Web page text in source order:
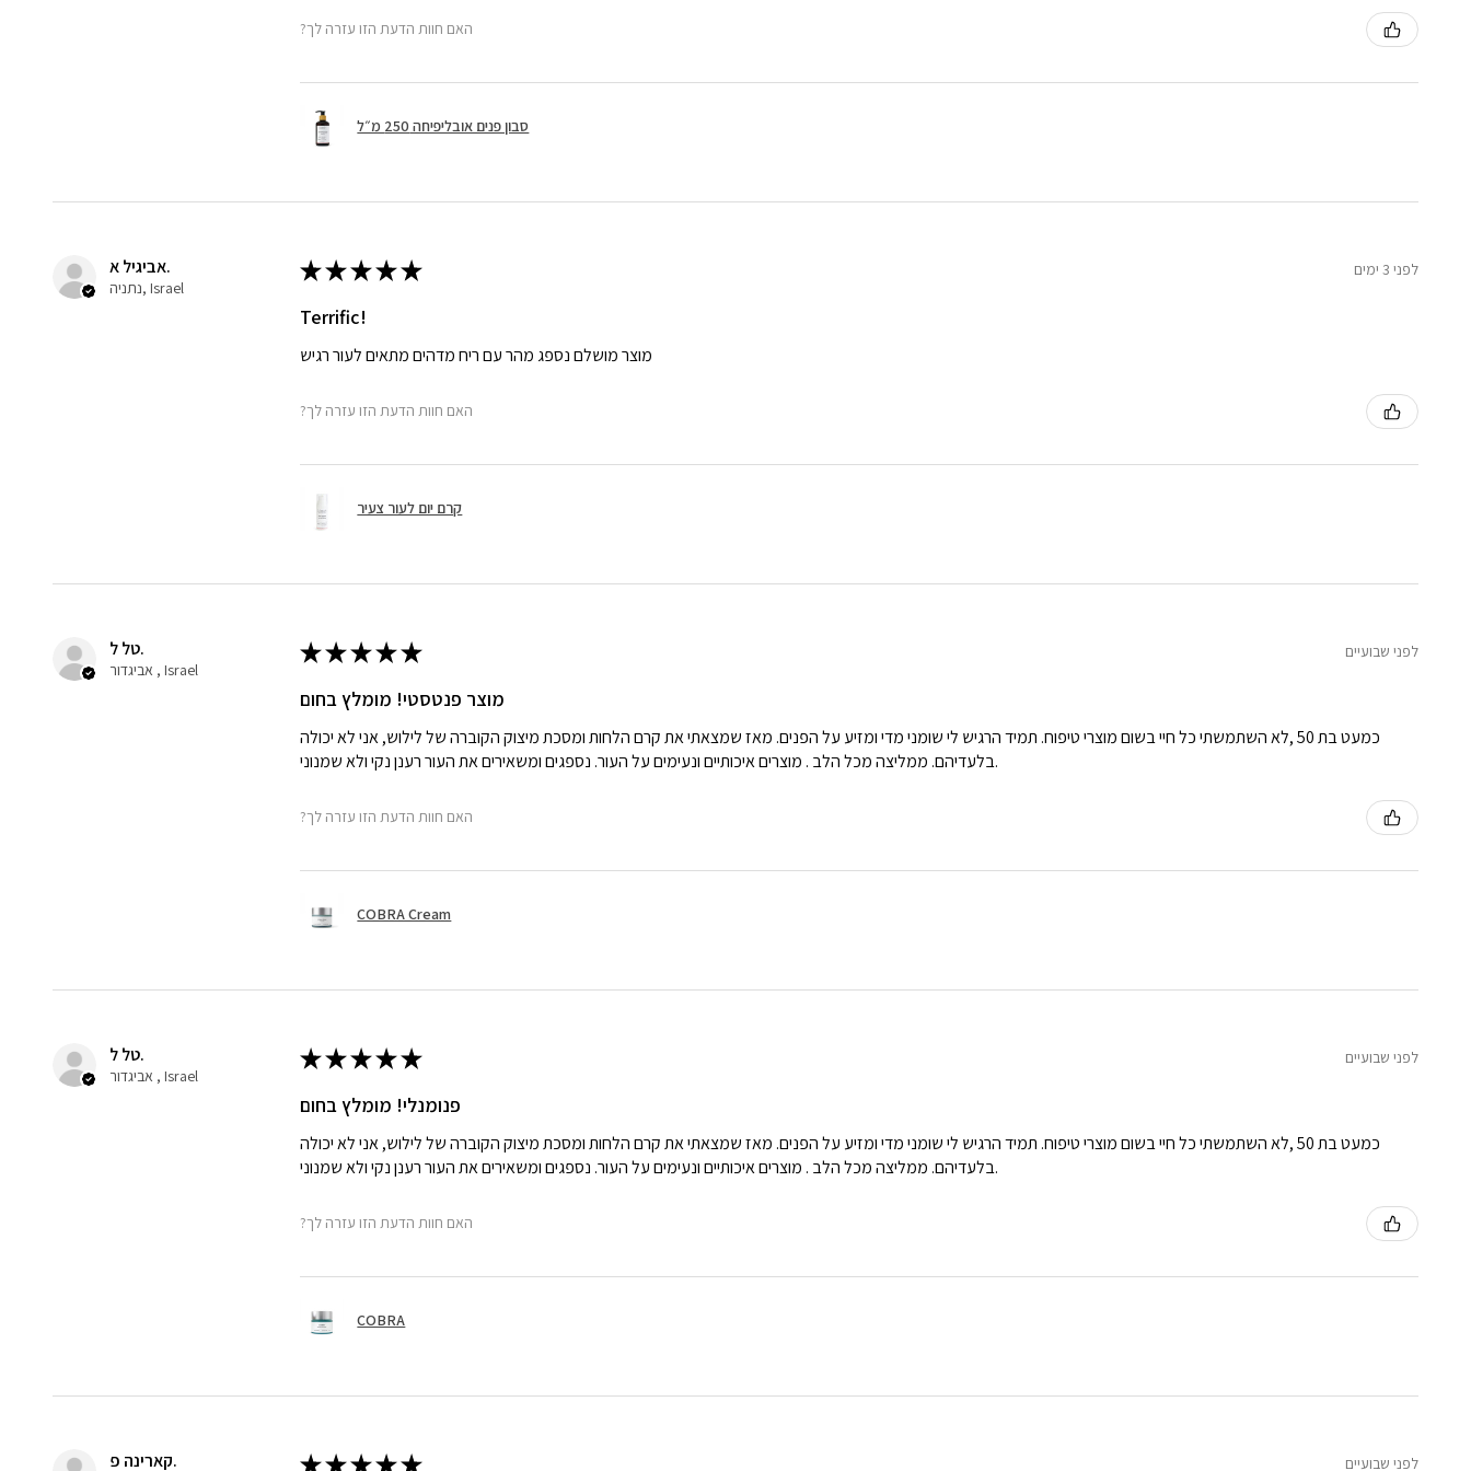
?האם חוות הדעת הזו עזרה לך
סבון פנים אובליפיחה 250 מ״ל
אביגיל א.
נתניה, Israel
★★★★★ לפני 3 ימים
Terrific!
מוצר מושלם נספג מהר עם ריח מדהים מתאים לעור רגיש
?האם חוות הדעת הזו עזרה לך
קרם יום לעור צעיר
טל ל.
אביגדור , Israel
★★★★★ לפני שבועיים
מוצר פנטסטי! מומלץ בחום
כמעט בת 50 ,לא השתמשתי כל חיי בשום מוצרי טיפוח. תמיד הרגיש לי שומני מדי ומזיע על הפנים. מאז שמצאתי את קרם הלחות ומסכת מיצוק הקוברה של לילוש, אני לא יכולה
בלעדיהם. ממליצה מכל הלב . מוצרים איכותיים ונעימים על העור. נספגים ומשאירים את העור רענן נקי ולא שמנוני.
?האם חוות הדעת הזו עזרה לך
COBRA Cream
טל ל.
אביגדור , Israel
★★★★★ לפני שבועיים
פנומנלי! מומלץ בחום
כמעט בת 50 ,לא השתמשתי כל חיי בשום מוצרי טיפוח. תמיד הרגיש לי שומני מדי ומזיע על הפנים. מאז שמצאתי את קרם הלחות ומסכת מיצוק הקוברה של לילוש, אני לא יכולה
בלעדיהם. ממליצה מכל הלב . מוצרים איכותיים ונעימים על העור. נספגים ומשאירים את העור רענן נקי ולא שמנוני.
?האם חוות הדעת הזו עזרה לך
COBRA
קארינה פ. ★★★★★ לפני שבועיים